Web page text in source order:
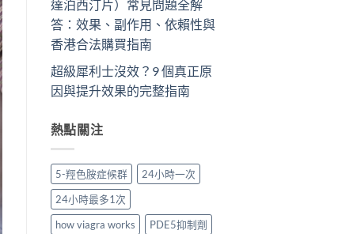
達泊西汀片）常見問題全解
答：效果、副作用、依賴性與
香港合法購買指南
超級犀利士沒效？9 個真正原
因與提升效果的完整指南
熱點關注
5-羥色胺症候群
24小時一次
24小時最多1次
how viagra works
PDE5抑制劑